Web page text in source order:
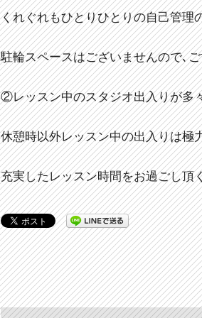
くれぐれもひとりひとりの自己管理
駐輪スペースはございませんので､
②レッスン中のスタジオ出入りが多
休憩時以外レッスン中の出入りは極
充実したレッスン時間をお過ごし頂